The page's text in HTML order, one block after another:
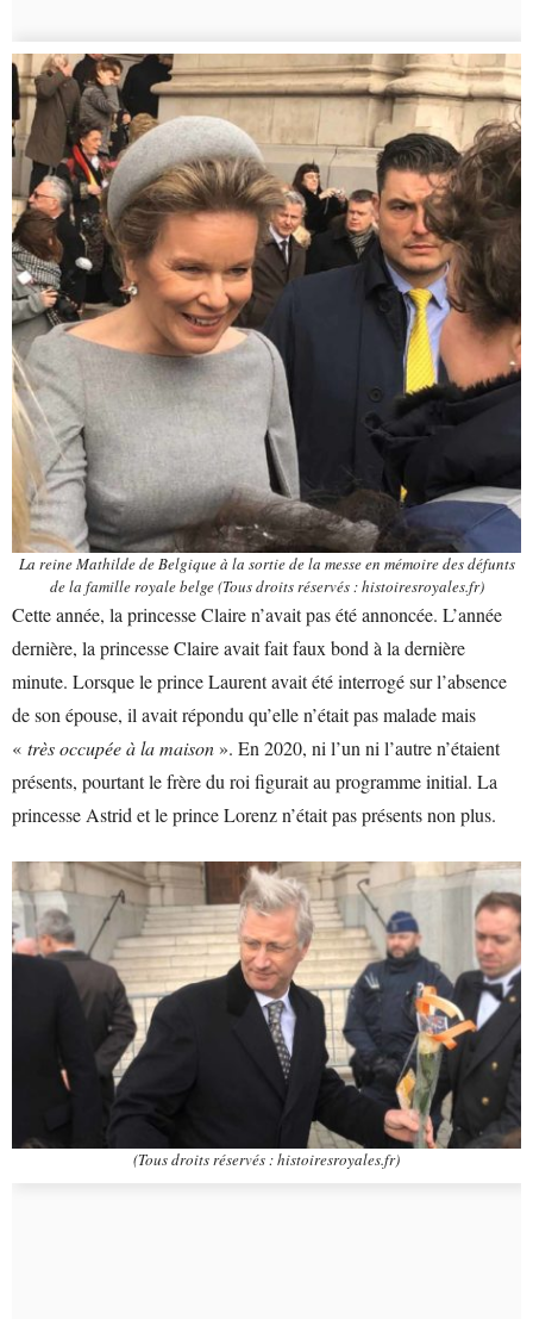
La reine Mathilde de Belgique à la sortie de la messe en mémoire des défunts
de la famille royale belge (Tous droits réservés : histoiresroyales.fr)
Cette année, la princesse Claire n’avait pas été annoncée. L’année
dernière, la princesse Claire avait fait faux bond à la dernière
minute. Lorsque le prince Laurent avait été interrogé sur l’absence
de son épouse, il avait répondu qu’elle n’était pas malade mais
« très occupée à la maison». En 2020, ni l’un ni l’autre n’étaient
présents, pourtant le frère du roi figurait au programme initial. La
princesse Astrid et le prince Lorenz n’était pas présents non plus.
(Tous droits réservés : histoiresroyales.fr)